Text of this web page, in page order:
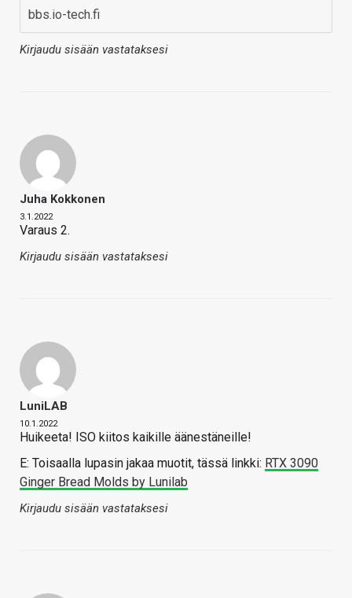
bbs.io-tech.fi
Kirjaudu sisään vastataksesi
Juha Kokkonen
3.1.2022
Varaus 2.
Kirjaudu sisään vastataksesi
LuniLAB
10.1.2022
Huikeeta! ISO kiitos kaikille äänestäneille!
E: Toisaalla lupasin jakaa muotit, tässä linkki: RTX 3090
Ginger Bread Molds by Lunilab
Kirjaudu sisään vastataksesi